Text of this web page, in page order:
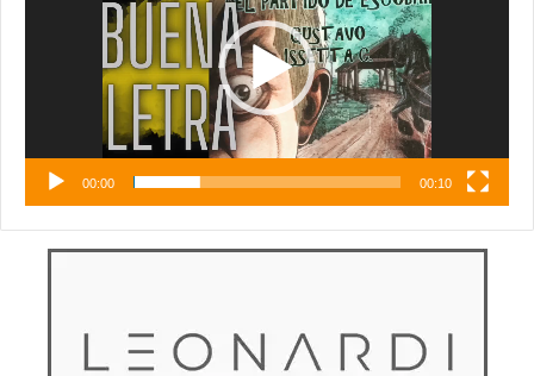
00:00 00:10